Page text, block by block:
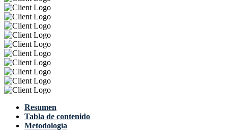
Resumen
Tabla de contenido
Metodología